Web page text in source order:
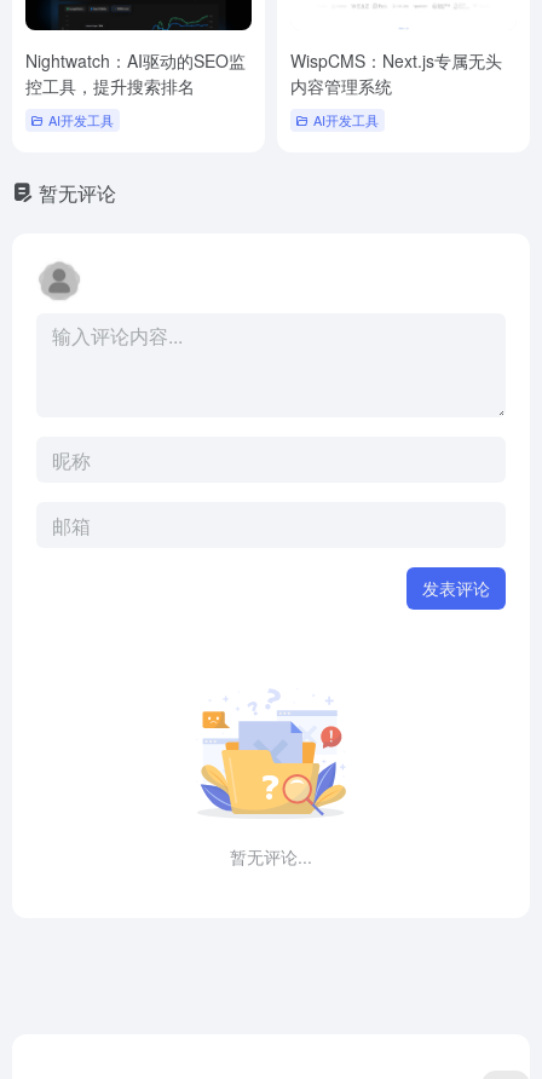
Nightwatch：AI驱动的SEO监
控工具，提升搜索排名
AI开发工具
WispCMS：Next.js专属无头
内容管理系统
AI开发工具
暂无评论
发表评论
暂无评论...